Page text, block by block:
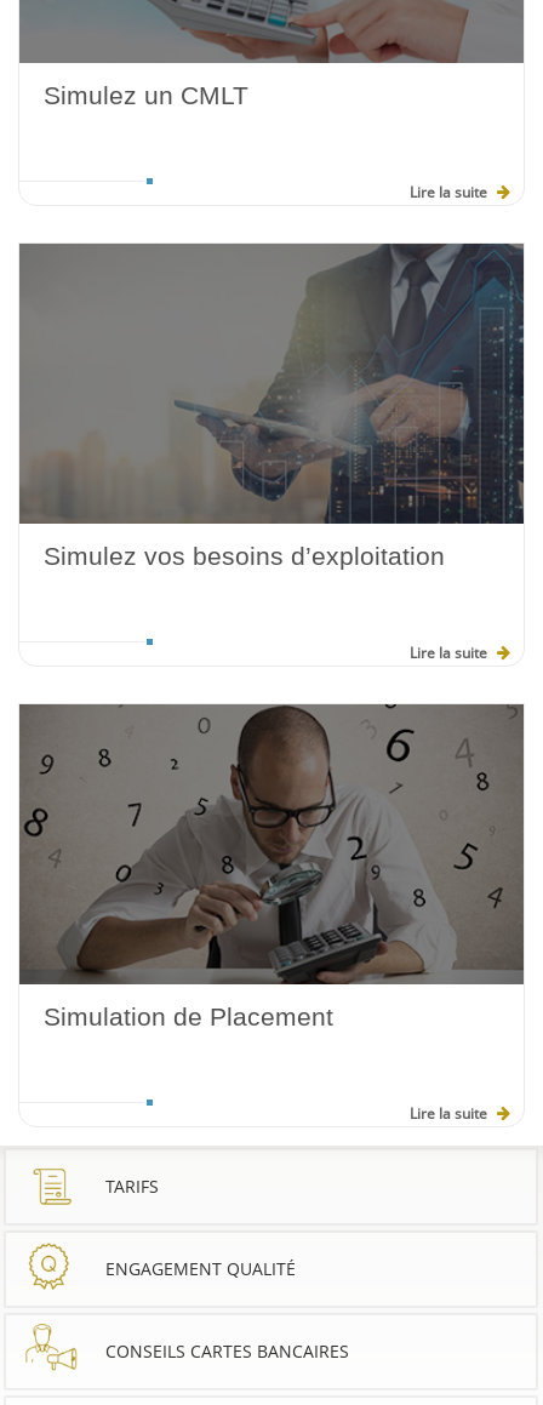
Simulez un CMLT
Lire la suite
Simulez vos besoins d’exploitation
Lire la suite
Simulation de Placement
Lire la suite
TARIFS
ENGAGEMENT QUALITÉ
CONSEILS CARTES BANCAIRES